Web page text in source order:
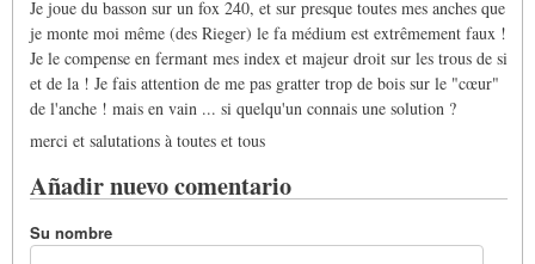
navegación
Je joue du basson sur un fox 240, et sur presque toutes mes anches que
je monte moi même (des Rieger) le fa médium est extrêmement faux !
Je le compense en fermant mes index et majeur droit sur les trous de si
et de la ! Je fais attention de me pas gratter trop de bois sur le "cœur"
de l'anche ! mais en vain ... si quelqu'un connais une solution ?
merci et salutations à toutes et tous
Añadir nuevo comentario
Su nombre